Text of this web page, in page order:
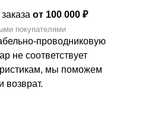
от 100 000 ₽
покупателями
проводниковую
не соответствует
мы поможем
возврат.